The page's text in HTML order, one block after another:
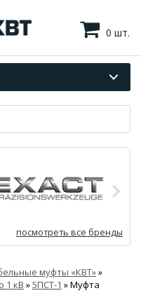
0 шт.
посмотреть все бренды
муфты «КВТ»»
1 кВ »5ПСТ-1 »Муфта